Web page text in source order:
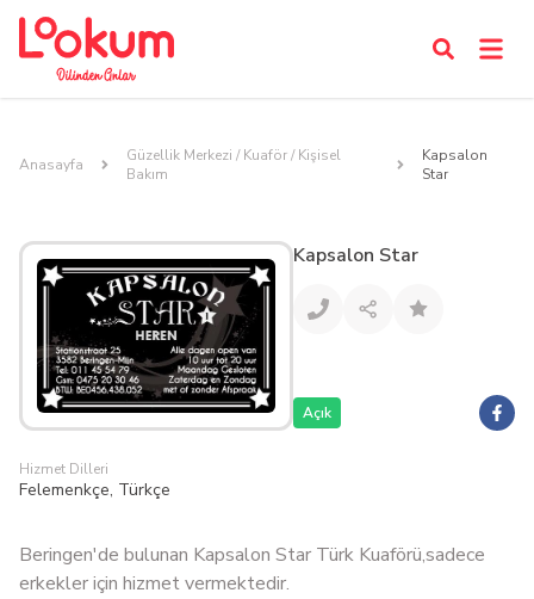
Anasayfa
Güzellik Merkezi / Kuaför / Kişisel
Bakım
Kapsalon
Star
Kapsalon Star
Açık
Hizmet Dilleri
Felemenkçe, Türkçe
Beringen'de bulunan Kapsalon Star Türk Kuaförü,sadece
erkekler için hizmet vermektedir.